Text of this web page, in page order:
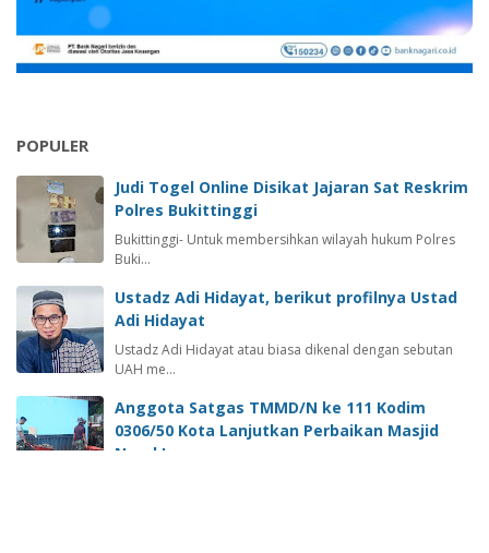
POPULER
Judi Togel Online Disikat Jajaran Sat Reskrim
Polres Bukittinggi
Bukittinggi- Untuk membersihkan wilayah hukum Polres
Buki…
Ustadz Adi Hidayat, berikut profilnya Ustad
Adi Hidayat
Ustadz Adi Hidayat atau biasa dikenal dengan sebutan
UAH me…
Anggota Satgas TMMD/N ke 111 Kodim
0306/50 Kota Lanjutkan Perbaikan Masjid
Nurul Iman